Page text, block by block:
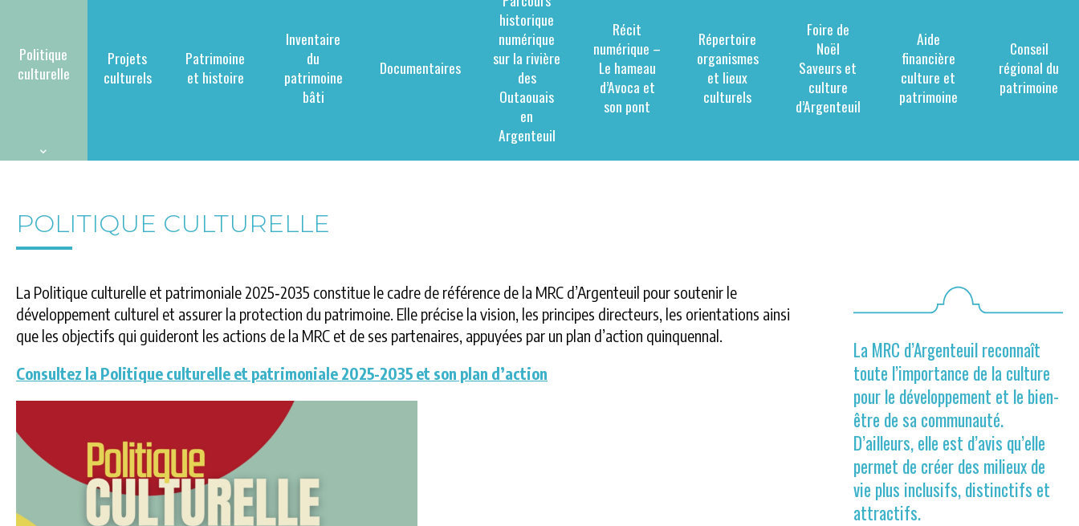
Politique
culturelle
Projets
culturels
Patrimoine
et histoire
Inventaire
du
patrimoine
bâti
Documentaires
historique
numérique
sur la rivière
des
Outaouais
en
Argenteuil
Récit
numérique –
Le hameau
d’Avoca et
son pont
Répertoire
organismes
et lieux
culturels
Foire de
Noël
Saveurs et
culture
d’Argenteuil
Aide
financière
culture et
patrimoine
Conseil
régional du
patrimoine
POLITIQUE CULTURELLE
La MRC d’Argenteuil reconnaît
toute l’importance de la culture
pour le développement et le bien-
être de sa communauté.
D’ailleurs, elle est d’avis qu’elle
permet de créer des milieux de
vie plus inclusifs, distinctifs et
attractifs.
La Politique culturelle et patrimoniale 2025‑2035 constitue le cadre de référence de la MRC d’Argenteuil pour soutenir le
développement culturel et assurer la protection du patrimoine. Elle précise la vision, les principes directeurs, les orientations ainsi
que les objectifs qui guideront les actions de la MRC et de ses partenaires, appuyées par un plan d’action quinquennal.
Consultez la Politique culturelle et patrimoniale 2025-2035 et son plan d’action